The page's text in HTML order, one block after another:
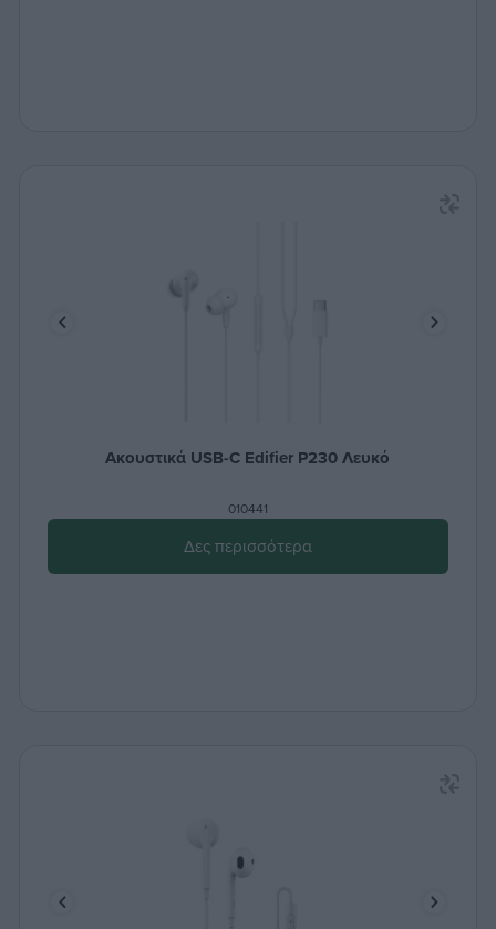
Ακουστικά USB-C Edifier P230 Λευκό
010441
Δες περισσότερα